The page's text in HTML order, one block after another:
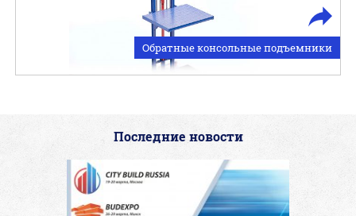
Обратные консольные подъемники
Последние новости